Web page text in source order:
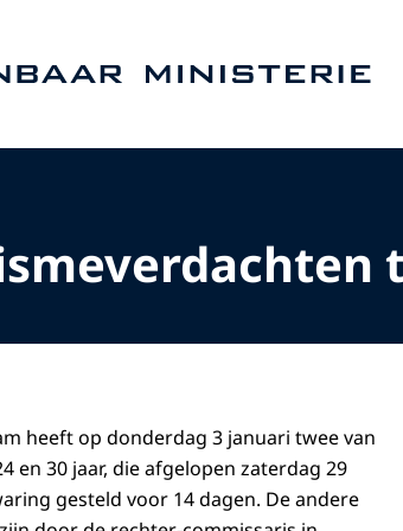
heeft op donderdag 3 januari twee van
en 30 jaar, die afgelopen zaterdag 29
gesteld voor 14 dagen. De andere